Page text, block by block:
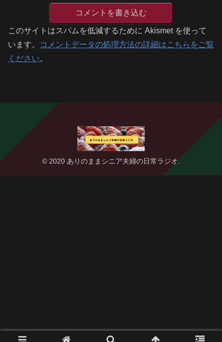
コメントを書き込む
このサイトはスパムを低減するために Akismet を使って
います。
コメントデータの処理方法の詳細はこちらをご覧
ください。
© 2020 ありのままシニア夫婦の日常ラジオ.